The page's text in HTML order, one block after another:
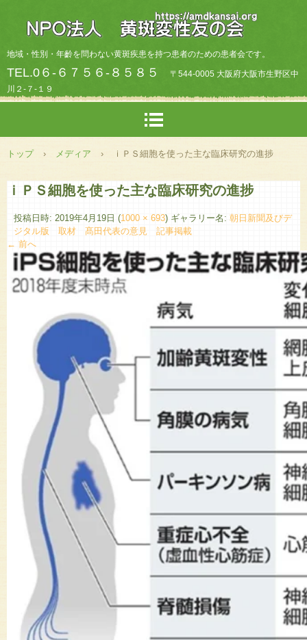
地域・性別・年齡を問わない黄斑疾患を持つ患者のための患者会です。
TEL.0６-６７５６-８５８５
〒544-0005 大阪府大阪市生野区中
川２-７-１９
トップ › メディア › ｉＰＳ細胞を使った主な臨床研究の進捗
ｉＰＳ細胞を使った主な臨床研究の進捗
投稿日時: 2019年4月19日 (1000 × 693) ギャラリー名: 朝日新聞及びデ
ジタル版 取材 髙田代表の意見 記事掲載
← 前へ